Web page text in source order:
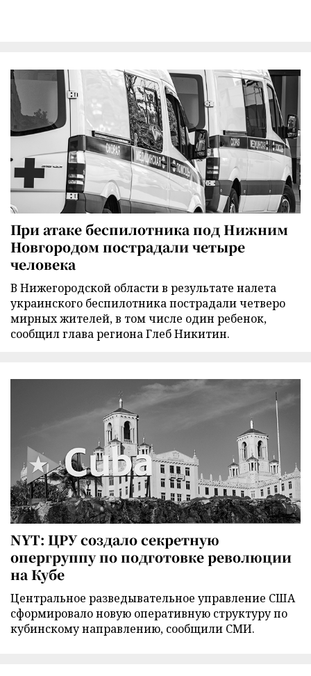
При атаке беспилотника под Нижним
Новгородом пострадали четыре
человека
В Нижегородской области в результате налета
украинского беспилотника пострадали четверо
мирных жителей, в том числе один ребенок,
сообщил глава региона Глеб Никитин.
NYT: ЦРУ создало секретную
опергруппу по подготовке революции
на Кубе
Центральное разведывательное управление США
сформировало новую оперативную структуру по
кубинскому направлению, сообщили СМИ.